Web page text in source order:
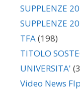
SUPPLENZE
SUPPLENZE
TFA(198)
TITOLO
UNIVERSITA'
Video News